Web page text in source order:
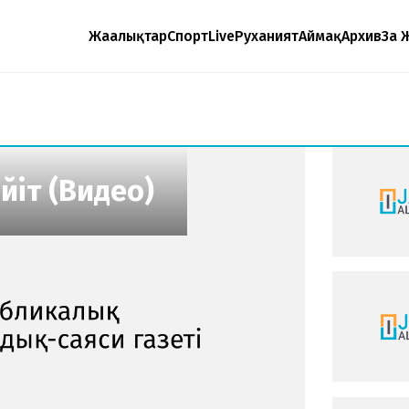
ЖаңалықтарСпортLiveРуханиятАймақАрхивЗаң
(Видео)